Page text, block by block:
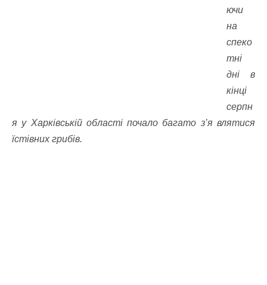
ючи
на
спеко
тні
дні в
кінці
серпн
я у Харківській області почало багато з’я влятися
їстівних грибів.